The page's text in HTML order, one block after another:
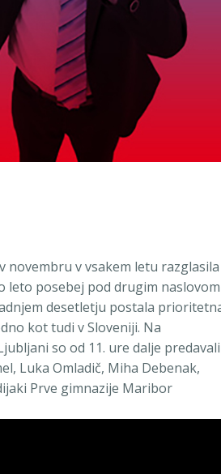
v vsakem letu razglasila
leto posebej pod drugim naslovom
desetletju postala
kot tudi v Sloveniji. Na
so od 11. ure dalje predavali
Luka Omladič, Miha Debenak,
Prve gimnazije Maribor